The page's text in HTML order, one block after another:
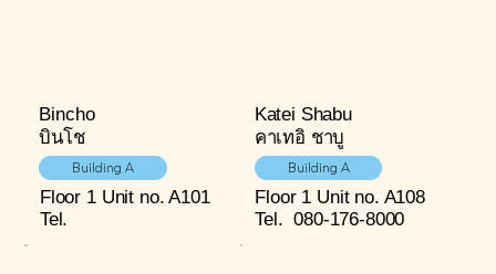
Bincho
บินโช
Building A
Floor 1 Unit no. A101
Tel.
Katei Shabu
คาเทอิ ชาบู
Building A
Floor 1 Unit no. A108
Tel. 080-176-8000